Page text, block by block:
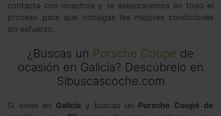
contacta con nosotros y te asesoraremos en todo el
proceso para que consigas las mejores condiciones
sin esfuerzo.
¿Buscas un Porsche Coupé de
ocasión en Galicia? Descúbrelo en
Sibuscascoche.com
Si vives en Galicia y buscas un Porsche Coupé de